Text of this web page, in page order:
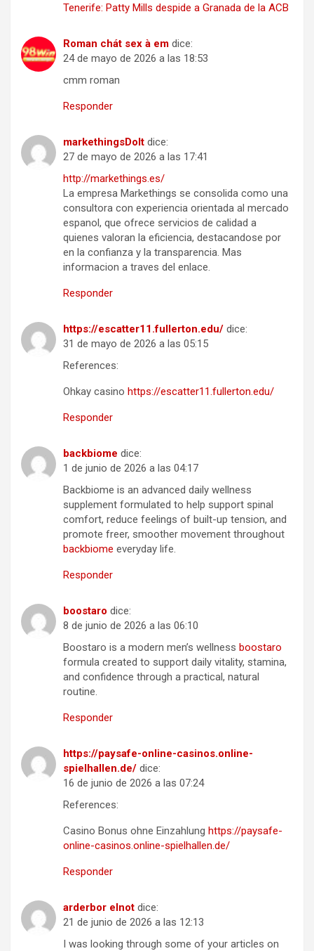
Tenerife: Patty Mills despide a Granada de la ACB
Roman chát sex à em dice:
24 de mayo de 2026 a las 18:53
cmm roman
Responder
markethingsDoIt dice:
27 de mayo de 2026 a las 17:41
http://markethings.es/
La empresa Markethings se consolida como una
consultora con experiencia orientada al mercado
espanol, que ofrece servicios de calidad a
quienes valoran la eficiencia, destacandose por
en la confianza y la transparencia. Mas
informacion a traves del enlace.
Responder
https://escatter11.fullerton.edu/ dice:
31 de mayo de 2026 a las 05:15
References:
Ohkay casino https://escatter11.fullerton.edu/
Responder
backbiome dice:
1 de junio de 2026 a las 04:17
Backbiome is an advanced daily wellness
supplement formulated to help support spinal
comfort, reduce feelings of built-up tension, and
promote freer, smoother movement throughout
backbiome everyday life.
Responder
boostaro dice:
8 de junio de 2026 a las 06:10
Boostaro is a modern men’s wellness boostaro
formula created to support daily vitality, stamina,
and confidence through a practical, natural
routine.
Responder
https://paysafe-online-casinos.online-
spielhallen.de/ dice:
16 de junio de 2026 a las 07:24
References:
Casino Bonus ohne Einzahlung https://paysafe-
online-casinos.online-spielhallen.de/
Responder
arderbor elnot dice:
21 de junio de 2026 a las 12:13
I was looking through some of your articles on